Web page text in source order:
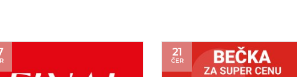
21
ČER